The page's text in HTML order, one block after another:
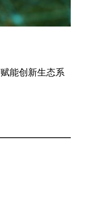
能创新生态系